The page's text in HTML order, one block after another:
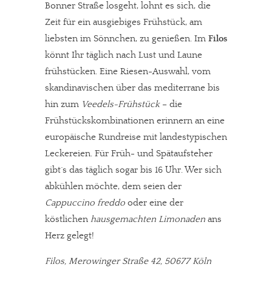
Bonner Straße losgeht, lohnt es sich, die
Zeit für ein ausgiebiges Frühstück, am
liebsten im Sönnchen, zu genießen. Im Filos
könnt Ihr täglich nach Lust und Laune
frühstücken. Eine Riesen-Auswahl, vom
skandinavischen über das mediterrane bis
hin zum Veedels-Frühstück– die
Frühstückskombinationen erinnern an eine
europäische Rundreise mit landestypischen
Leckereien. Für Früh- und Spätaufsteher
gibt´s das täglich sogar bis 16 Uhr. Wer sich
abkühlen möchte, dem seien der
Cappuccino freddo oder eine der
köstlichen hausgemachten Limonaden ans
Herz gelegt!
Filos, Merowinger Straße 42, 50677 Köln